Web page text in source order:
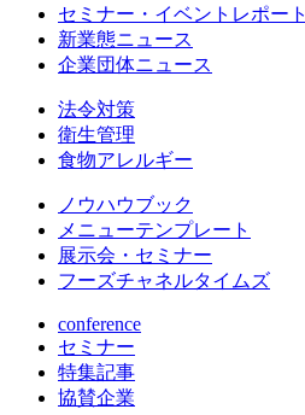
セミナー・イベントレポート
新業態ニュース
企業団体ニュース
法令対策
衛生管理
食物アレルギー
ノウハウブック
メニューテンプレート
展示会・セミナー
フーズチャネルタイムズ
conference
セミナー
特集記事
協賛企業